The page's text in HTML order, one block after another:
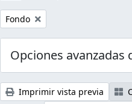
Remove filter:
Fondo
Opciones avanzadas
Imprimir vista previa